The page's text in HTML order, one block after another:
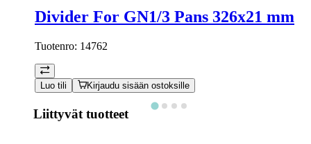
Divider For GN1/3 Pans 326x21 mm
Tuotenro: 14762
Luo tili Kirjaudu sisään ostoksille
Liittyvät tuotteet